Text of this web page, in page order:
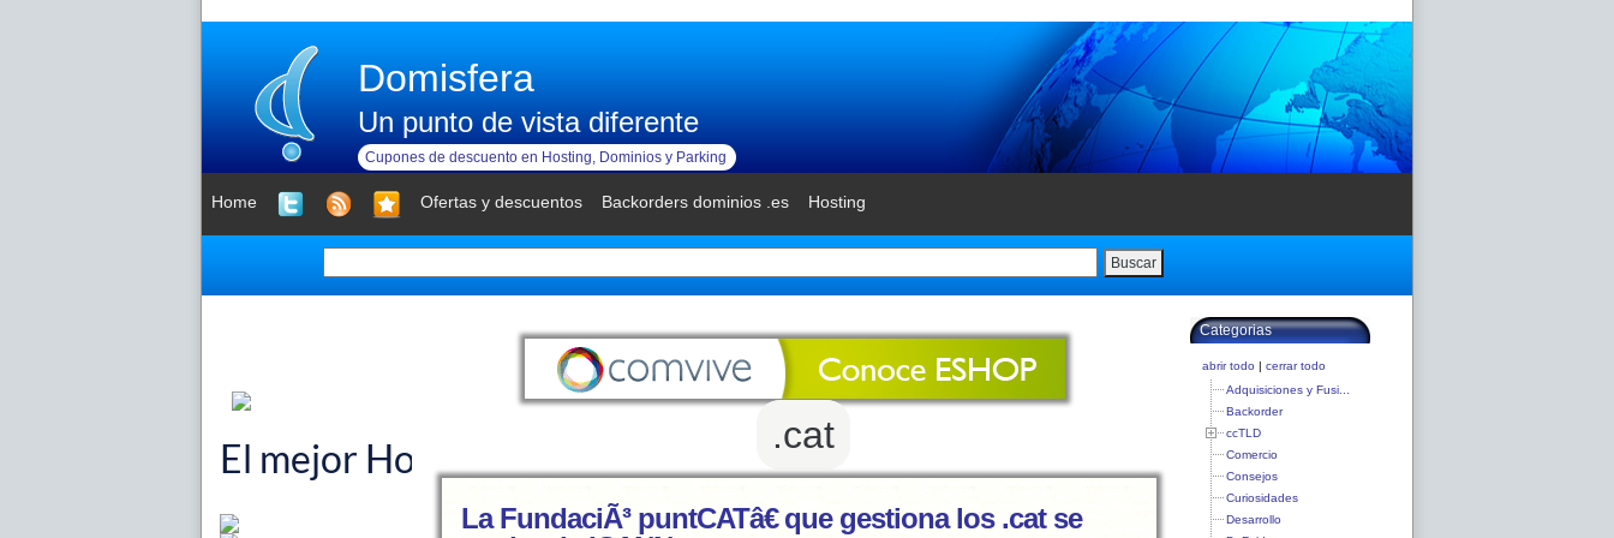
Domisfera
Un punto de vista diferente
Cupones de descuento en Hosting, Dominios y Parking
Home Ofertas y descuentos Backorders dominios .es Hosting
Buscar
.cat
La FundaciÃ³ puntCATâ€ que gestiona los .cat se
Categorias
abrir todo | cerrar todo
Adquisiciones y Fusi...
Backorder
ccTLD
Comercio
Consejos
Curiosidades
Desarrollo